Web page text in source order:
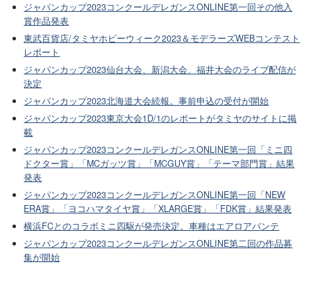
ジャパンカップ2023コンクールデレガンスONLINE第一回その他入
賞作品発表
東武百貨店/タミヤホビーウィーク2023＆モデラーズWEBコンテスト
レポート
ジャパンカップ2023仙台大会、新潟大会、福井大会のライブ配信が
決定
ジャパンカップ2023北海道大会続報。事前申込の受付が開始
ジャパンカップ2023東京大会1D/1のレポートがタミヤのサイトに掲
載
ジャパンカップ2023コンクールデレガンスONLINE第一回「ミニ四
ドクター賞」「MCガッツ賞」「MCGUY賞」「テーマ部門賞」結果
発表
ジャパンカップ2023コンクールデレガンスONLINE第一回「NEW
ERA賞」「ヨコハマタイヤ賞」「XLARGE賞」「FDK賞」結果発表
横浜FCとのコラボミニ四駆が発売決定。車種はエアロアバンテ
ジャパンカップ2023コンクールデレガンスONLINE第二回の作品募
集が開始